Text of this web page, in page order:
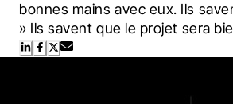
bonnes mains avec eux. Ils
» Ils savent que le projet sera